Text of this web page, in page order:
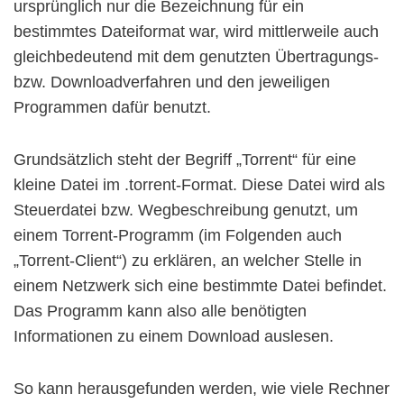
ursprünglich nur die Bezeichnung für ein
bestimmtes Dateiformat war, wird mittlerweile auch
gleichbedeutend mit dem genutzten Übertragungs-
bzw. Downloadverfahren und den jeweiligen
Programmen dafür benutzt.
Grundsätzlich steht der Begriff „Torrent“ für eine
kleine Datei im .torrent-Format. Diese Datei wird als
Steuerdatei bzw. Wegbeschreibung genutzt, um
einem Torrent-Programm (im Folgenden auch
„Torrent-Client“) zu erklären, an welcher Stelle in
einem Netzwerk sich eine bestimmte Datei befindet.
Das Programm kann also alle benötigten
Informationen zu einem Download auslesen.
So kann herausgefunden werden, wie viele Rechner